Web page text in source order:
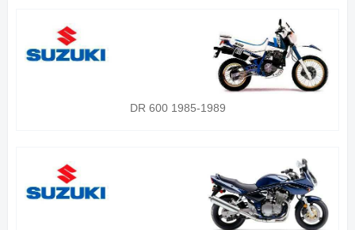
DR 600 1985-1989